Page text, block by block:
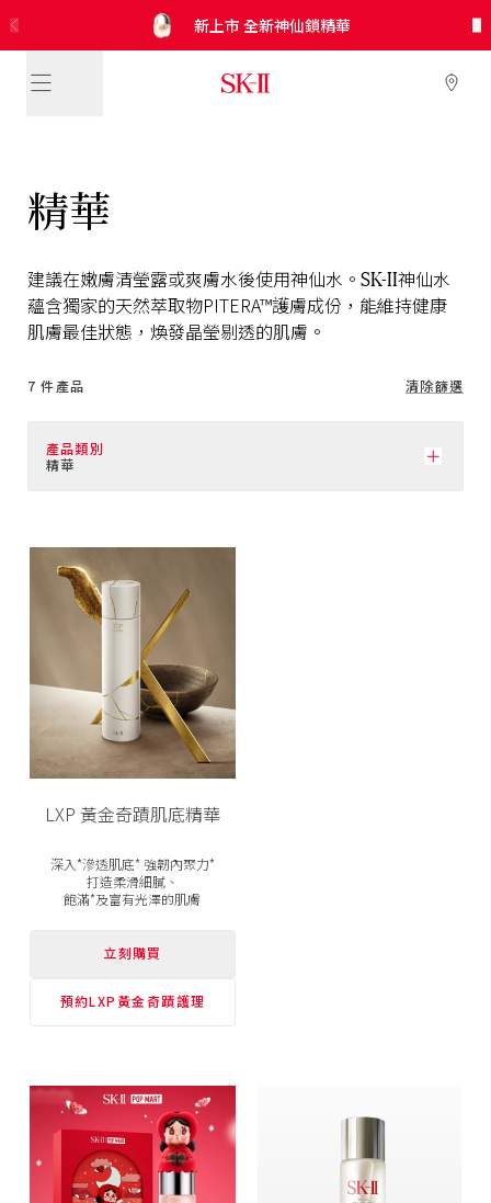
新上市 全新神仙鎖精華
SK-II x CRYBABY 神仙水* 聯名禮盒
SK-II5合1* 防曬小白球 全新調色綠登場
新上市 極緻光蘊煥亮修護凝霜 修護乾燥傷害
新上市 肌源淨斑緻白精華 淡化頑固色斑
SKINPOWER煥顏能量精華霜
SK-II 皇牌晶透套裝
光蘊輕透防曬/CC霜
免費換領！SK-II限量皇牌產品體驗裝*！
精華
建議在嫩膚清瑩露或爽膚水後使用神仙水。 SK-II神仙水
蘊含獨家的天然萃取物PITERA™護膚成份， 能維持健康
肌膚最佳狀態， 煥發晶瑩剔透的肌膚。
7 件產品
產品類別
精華
清除篩選
LXP 黃金奇蹟肌底精華
深入*滲透肌底* 強韌內聚力*
打造柔滑細膩、
飽滿*及富有光澤的肌膚
立刻購買
預約LXP黃金奇蹟護理